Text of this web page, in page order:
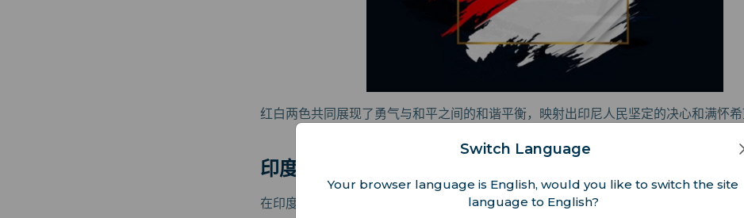
红白两色共同展现了勇气与和平之间的和谐平衡，映射出印尼人民坚定的决心和满怀希
印度尼西亚国旗的文化意义
在印度尼西亚，国旗——“Sang Saka Merah Putih”——不仅是身份的象征，更融入
Switch Language
Your browser language is English, would you like to switch the site
language to English?